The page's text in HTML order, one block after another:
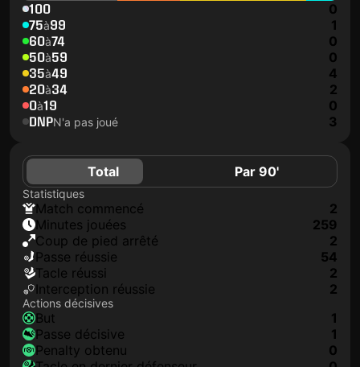
100 0
75à99 1
60à74 0
50à59 0
35à49 4
20à34 2
0à19 0
DNPN'a pas joué 3
Total Par 90'
Statistiques
match commencé
2
minutes jouées
259
coup de pied arrêté
2
Passe réussie
54
tacle réussi
2
interception réussie
2
Actions décisives
but
1
passe décisive
1
penalty obtenu
0